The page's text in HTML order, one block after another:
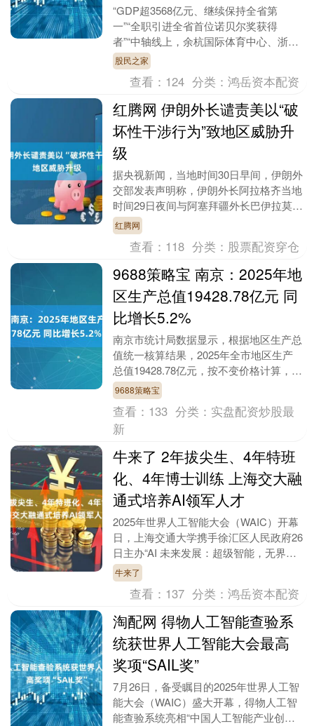
“GDP超3568亿元、继续保持全省第
一”“全职引进全省首位诺贝尔奖获得
者”“中轴线上，余杭国际体育中心、浙江
音乐厅等标志性项目加速成为实景”……
余杭区进入“两....
股民之家
查看： 124 分类：鸿岳资本配资
红腾网 伊朗外长谴责美以“破
坏性干涉行为”致地区威胁升
级
据央视新闻，当地时间30日早间，伊朗外
交部发表声明称，伊朗外长阿拉格齐当地
时间29日夜间与阿塞拜疆外长巴伊拉莫夫
通电话，讨论双边关系与地区局势。声明
称，阿拉格齐....
红腾网
查看： 118 分类： 股票配资穿仓
9688策略宝 南京：2025年地
区生产总值19428.78亿元 同
比增长5.2%
南京市统计局数据显示，根据地区生产总
值统一核算结果，2025年全市地区生产
总值19428.78亿元，按不变价格计算，同
比增长5.2%。分产业看，第一产业增加
值3....
9688策略宝
查看： 133 分类： 实盘配资炒股最
新
牛来了 2年拔尖生、4年特班
化、4年博士训练 上海交大融
通式培养AI领军人才
2025年世界人工智能大会（WAIC）开幕
日，上海交通大学携手徐汇区人民政府26
日主办“AI 未来发展：超级智能，无界共
创”主题论坛，发布交大多项AI重大科研
成....
牛来了
查看： 137 分类：鸿岳资本配资
淘配网 得物人工智能查验系
统获世界人工智能大会最高
奖项“SAIL奖”
7月26日，备受瞩目的2025年世界人工智
能大会（WAIC）盛大开幕，得物人工智
能查验系统亮相“中国人工智能产业创新